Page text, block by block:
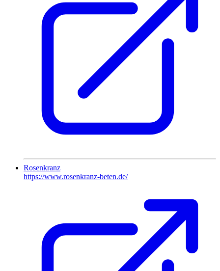
Rosenkranz
https://www.rosenkranz-beten.de/